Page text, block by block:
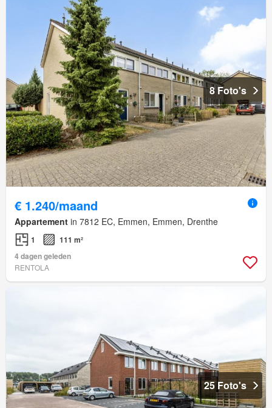
8 Foto's
€ 1.240/maand
Appartement in 7812 EC, Emmen, Emmen, Drenthe
1
111 m²
4 dagen geleden
RENTOLA
25 Foto's